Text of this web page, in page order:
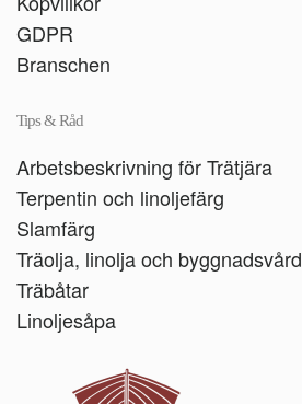
GDPR
Branschen
Tips & Råd
Arbetsbeskrivning för Trätjära
Terpentin och linoljefärg
Slamfärg
Träolja, linolja och byggnadsvård
Träbåtar
Linoljesåpa